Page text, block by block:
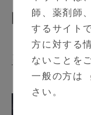
関連動画
クリクラ
師、薬剤師
するサイト
方に対する
ないことを
一般の方は
さい。